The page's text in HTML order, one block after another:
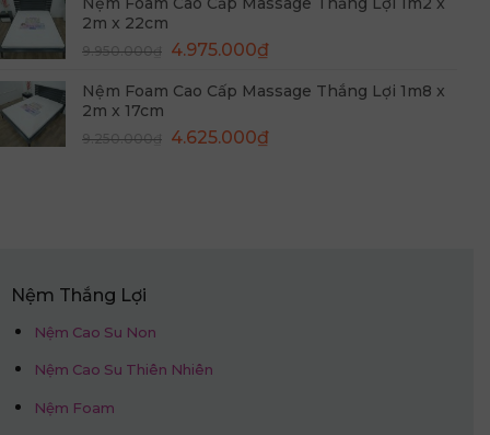
là:
tại
5.175.000₫.
2m x 22cm
9.950.000₫ Giá
là:
4.975.000₫Giá
tại
4.975.000₫.
Nệm Foam Cao Cấp Massage Thắng Lợi 1m8 x
2m x 17cm
9.250.000₫ Giá
4.625.000₫Giá
Nệm Thắng Lợi
Nệm Cao Su Non
Nệm Cao Su Thiên Nhiên
Nệm Foam